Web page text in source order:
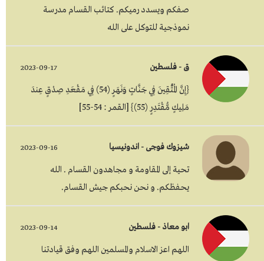
صفكم ويسدد رميكم. كتائب القسام مدرسة
نموذجية للتوكل على الله
ق - فلسطين 2023-09-17
{إِنَّ الْمُتَّقِينَ فِي جَنَّاتٍ وَنَهَرٍ (54) فِي مَقْعَدِ صِدْقٍ عِندَ
مَلِيكٍ مُّقْتَدِرٍ (55)} [القمر : 54-55]
شيزوك فوجى - اندونيسيا 2023-09-16
تحية إلى المقاومة و مجاهدون القسام . الله
يحفظكم. و نحن نحبكم جيش القسام.
ابو معاذ - فلسطين 2023-09-14
اللهم اعز الاسلام والمسلمين اللهم وفق قيادتنا